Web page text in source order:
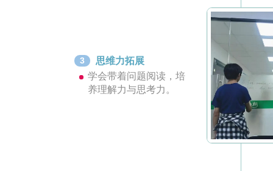
3
思维力拓展
学会带着问题阅读，培
养理解力与思考力。